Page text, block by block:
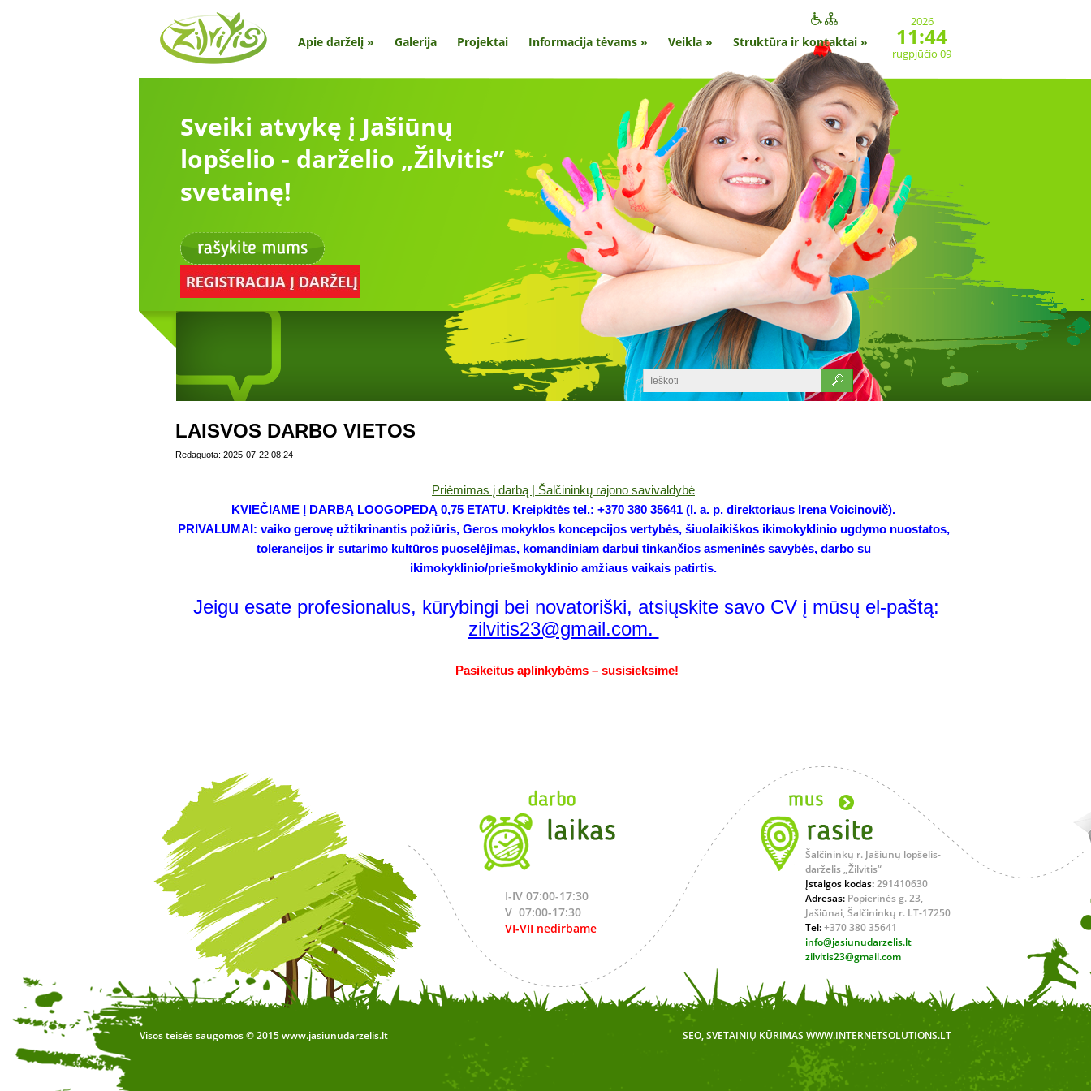
2026
11:44
rugpjūčio 09
Apie darželį » Galerija Projektai Informacija tėvams » Veikla » Struktūra ir kontaktai »
Sveiki atvykę į Jašiūnų
lopšelio - darželio „Žilvitis”
svetainę!
LAISVOS DARBO VIETOS
Redaguota: 2025-07-22 08:24
Priėmimas į darbą | Šalčininkų rajono savivaldybė
KVIEČIAME Į DARBĄ LOOGOPEDĄ 0,75 ETATU. Kreipkitės tel.: +370 380 35641 (l. a. p. direktoriaus Irena Voicinovič).
PRIVALUMAI: vaiko gerovę užtikrinantis požiūris, Geros mokyklos koncepcijos vertybės, šiuolaikiškos ikimokyklinio ugdymo nuostatos,
tolerancijos ir sutarimo kultūros puoselėjimas, komandiniam darbui tinkančios asmeninės savybės, darbo su
ikimokyklinio/priešmokyklinio amžiaus vaikais patirtis.
Jeigu esate profesionalus, kūrybingi bei novatoriški, atsiųskite savo CV į mūsų el-paštą:
zilvitis23@gmail.com.
Pasikeitus aplinkybėms – susisieksime!
I-IV 07:00-17:30
V 07:00-17:30
VI-VII nedirbame
Šalčininkų r. Jašiūnų lopšelis-
darželis „Žilvitis“
Įstaigos kodas:291410630
Adresas: Popierinės g. 23,
Jašiūnai, Šalčininkų r. LT-17250
Tel:+370 380 35641
info@jasiunudarzelis.lt
zilvitis23@gmail.com
Visos teisės saugomos © 2015 www.jasiunudarzelis.lt SEO,SVETAINIŲ KŪRIMAS WWW.INTERNETSOLUTIONS.LT
,